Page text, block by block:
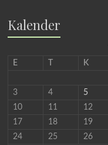
Kalender
E K
3
4 5
10
11 12
17
18 19
24
25 26